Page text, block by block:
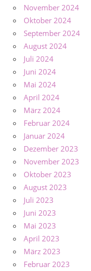
November 2024
Oktober 2024
September 2024
August 2024
Juli 2024
Juni 2024
Mai 2024
April 2024
März 2024
Februar 2024
Januar 2024
Dezember 2023
November 2023
Oktober 2023
August 2023
Juli 2023
Juni 2023
Mai 2023
April 2023
März 2023
Februar 2023